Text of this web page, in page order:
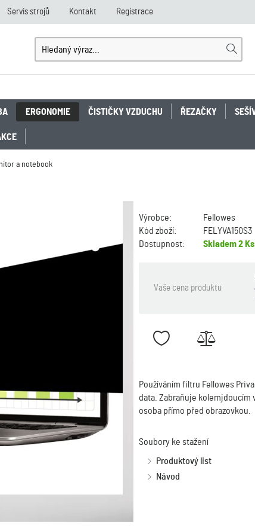
Servis strojů Kontakt Registrace
ERGONOMIE ČISTIČKY VZDUCHU ŘEZAČKY
a notebook
Výrobce:
Fellowes
Kód zboží:
FELYVA150S3
Dostupnost:
Skladem2 Ks
Vaše cena produktu
Používáním filtru Fellowes
data. Zabraňuje kolemjdoucím
osoba přímo před obrazovkou.
Soubory ke stažení
Produktový list
Návod